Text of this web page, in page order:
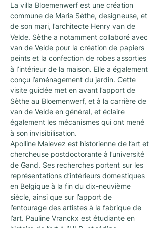
La villa Bloemenwerf est une création
commune de Maria Sèthe, designeuse, et
de son mari, l’architecte Henry van de
Velde. Sèthe a notamment collaboré avec
van de Velde pour la création de papiers
peints et la confection de robes assorties
à l’intérieur de la maison. Elle a également
conçu l’aménagement du jardin. Cette
visite guidée met en avant l’apport de
Sèthe au Bloemenwerf, et à la carrière de
van de Velde en général, et éclaire
également les mécanismes qui ont mené
à son invisibilisation.
Apolline Malevez est historienne de l’art et
chercheuse postdoctorante à l’université
de Gand. Ses recherches portent sur les
représentations d’intérieurs domestiques
en Belgique à la fin du dix-neuvième
siècle, ainsi que sur l’apport de
l’entourage des artistes à la fabrique de
l’art. Pauline Vranckx est étudiante en